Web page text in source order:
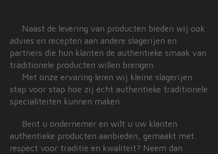
Naast de levering van producten bieden wij ook
advies en recepten aan andere slagerijen en
partners die hun klanten de authentieke smaak van
traditionele producten willen brengen.
Met onze ervaring leren wij kleine slagerijen
stap voor stap hoe zij écht authentieke traditionele
specialiteiten kunnen maken.
Bent u ondernemer en wilt u uw klanten
authentieke producten aanbieden, gemaakt met
respect voor traditie en kwaliteit? Neem dan